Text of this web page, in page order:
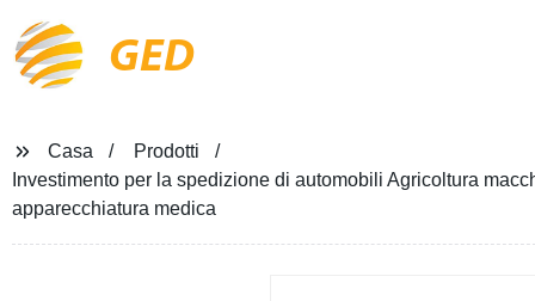
GED
Casa
Prodotti
Investimento per la spedizione di automobili Agricoltura
apparecchiatura medica